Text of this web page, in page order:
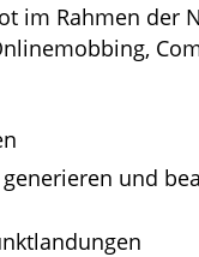
im Rahmen der
und